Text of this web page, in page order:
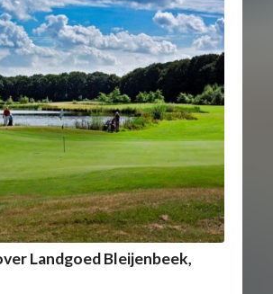
Landgoed Bleijenbeek,